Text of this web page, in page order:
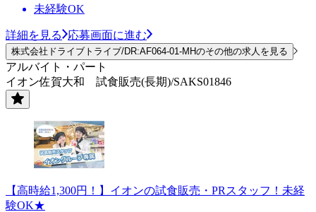
未経験OK
詳細を見る 応募画面に進む
株式会社ドライブトライブ/DR:AF064-01-MHのその他の求人を見る
アルバイト・パート
イオン佐賀大和 試食販売(長期)/SAKS01846
【高時給1,300円！】イオンの試食販売・PRスタッフ！未経
験OK★